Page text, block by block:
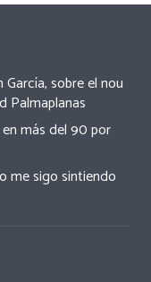
sobre el nou
Palmaplanas
más del 90 por
me sigo sintiendo